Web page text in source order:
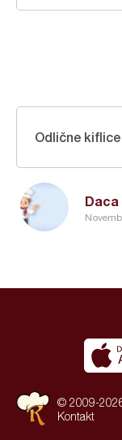
Daca
Odlične kiflice
© 2009-
Kontakt